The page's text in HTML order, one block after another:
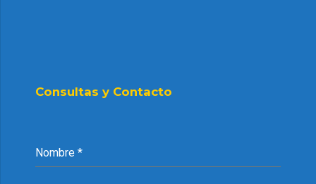
Consultas y Contacto
Nombre *